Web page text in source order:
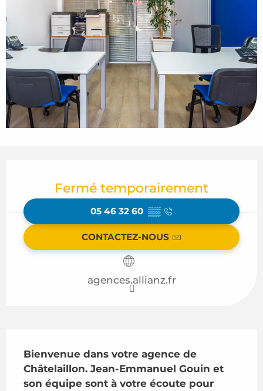
Fermé temporairement
05 46 32 60 ▒▒
CONTACTEZ-NOUS
agences.allianz.fr
Bienvenue dans votre agence de
Châtelaillon. Jean-Emmanuel Gouin et
son équipe sont à votre écoute pour